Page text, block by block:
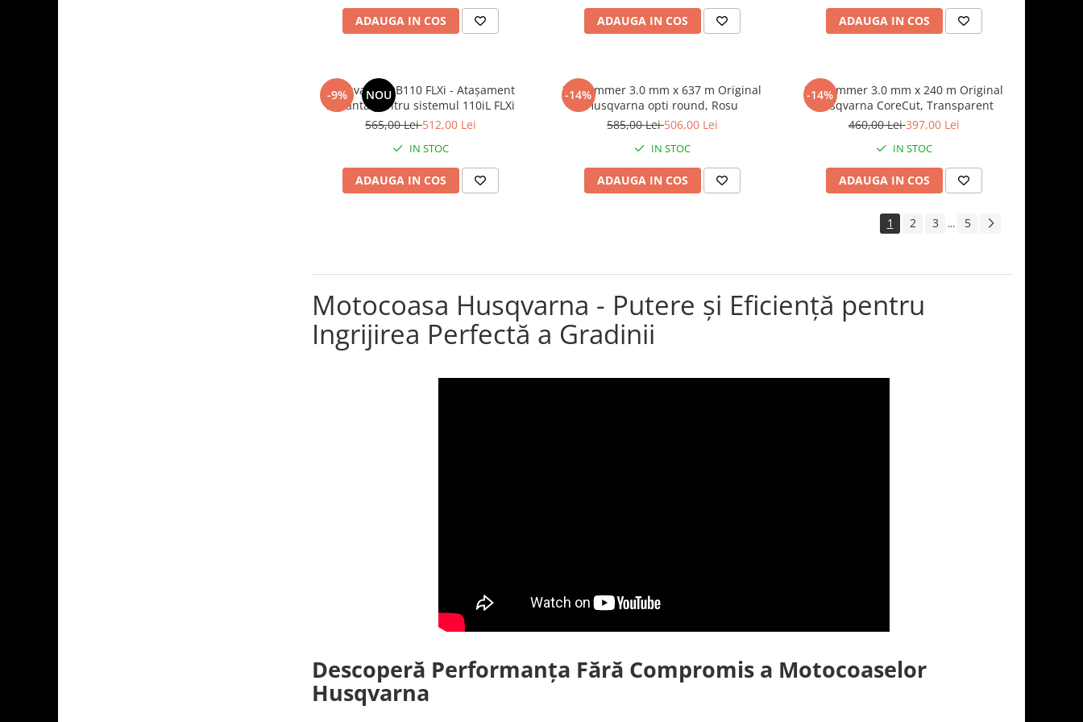
ADAUGA IN COS ADAUGA IN COS ADAUGA IN COS
-9% NOU
Husqvarna DB110 FLXi - Atașament
suflantă pentru sistemul 110iL FLXi
565,00 Lei512,00 Lei
IN STOC
ADAUGA IN COS
-14%
Fir Trimmer 3.0 mm x 637 m Original
Husqvarna opti round, Rosu
585,00 Lei506,00 Lei
IN STOC
ADAUGA IN COS
-14%
Fir Trimmer 3.0 mm x 240 m Original
Husqvarna CoreCut, Transparent
460,00 Lei397,00 Lei
IN STOC
ADAUGA IN COS
1 2 3 ... 5
Motocoasa Husqvarna - Putere și Eficiență pentru
Ingrijirea Perfectă a Gradinii
Descoperă Performanța Fără Compromis a Motocoaselor
Husqvarna